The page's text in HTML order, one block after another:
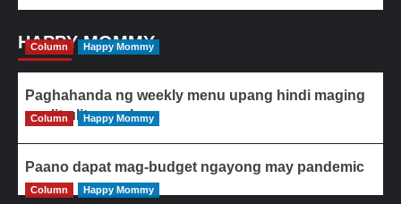
HAPPY MOMMY
Column Happy Mommy
Paghahanda ng weekly menu upang hindi maging
paulit-ulit ang ulam
Column Happy Mommy
Paano dapat mag-budget ngayong may pandemic
Column Happy Mommy